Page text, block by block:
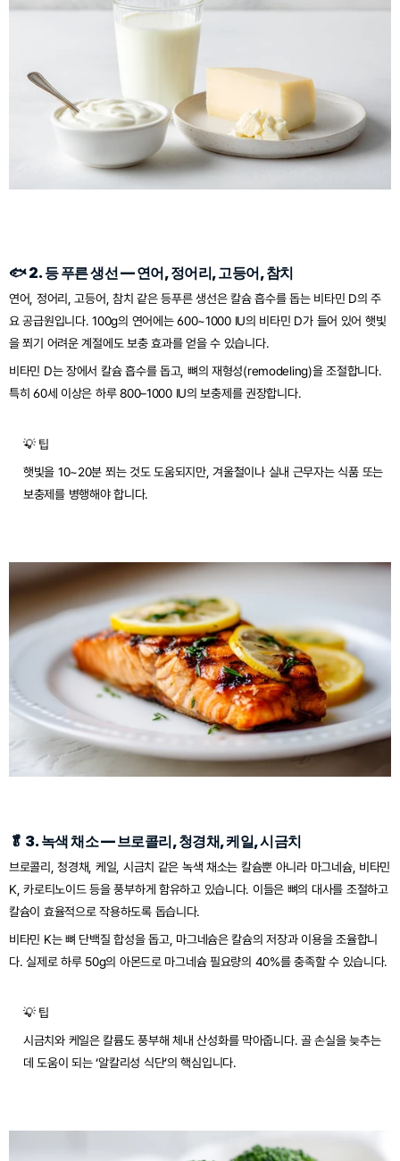
🐟 2. 등 푸른 생선 — 연어, 정어리, 고등어, 참치
연어, 정어리, 고등어, 참치 같은 등푸른 생선은 칼슘 흡수를 돕는 비타민 D의 주
요 공급원입니다. 100g의 연어에는 600~1000 IU의 비타민 D가 들어 있어 햇빛
을 쬐기 어려운 계절에도 보충 효과를 얻을 수 있습니다.
비타민 D는 장에서 칼슘 흡수를 돕고, 뼈의 재형성(remodeling)을 조절합니다.
특히 60세 이상은 하루 800–1000 IU의 보충제를 권장합니다.
💡 팁
햇빛을 10~20분 쬐는 것도 도움되지만, 겨울철이나 실내 근무자는 식품 또는
보충제를 병행해야 합니다.
🥬 3. 녹색 채소 — 브로콜리, 청경채, 케일, 시금치
브로콜리, 청경채, 케일, 시금치 같은 녹색 채소는 칼슘뿐 아니라 마그네슘, 비타민
K, 카로티노이드 등을 풍부하게 함유하고 있습니다. 이들은 뼈의 대사를 조절하고
칼슘이 효율적으로 작용하도록 돕습니다.
비타민 K는 뼈 단백질 합성을 돕고, 마그네슘은 칼슘의 저장과 이용을 조율합니
다. 실제로 하루 50g의 아몬드로 마그네슘 필요량의 40%를 충족할 수 있습니다.
💡 팁
시금치와 케일은 칼륨도 풍부해 체내 산성화를 막아줍니다. 골 손실을 늦추는
데 도움이 되는 ‘알칼리성 식단’의 핵심입니다.